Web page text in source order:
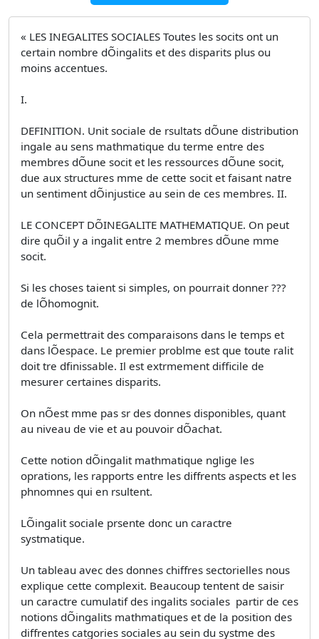
« LES INEGALITES SOCIALES Toutes les socits ont un
certain nombre dÕingalits et des disparits plus ou
moins accentues.
I.
DEFINITION. Unit sociale de rsultats dÕune distribution
ingale au sens mathmatique du terme entre des
membres dÕune socit et les ressources dÕune socit,
due aux structures mme de cette socit et faisant natre
un sentiment dÕinjustice au sein de ces membres. II.
LE CONCEPT DÕINEGALITE MATHEMATIQUE. On peut
dire quÕil y a ingalit entre 2 membres dÕune mme
socit.
Si les choses taient si simples, on pourrait donner ???
de lÕhomognit.
Cela permettrait des comparaisons dans le temps et
dans lÕespace. Le premier problme est que toute ralit
doit tre dfinissable. Il est extrmement difficile de
mesurer certaines disparits.
On nÕest mme pas sr des donnes disponibles, quant
au niveau de vie et au pouvoir dÕachat.
Cette notion dÕingalit mathmatique nglige les
oprations, les rapports entre les diffrents aspects et les
phnomnes qui en rsultent.
LÕingalit sociale prsente donc un caractre
systmatique.
Un tableau avec des donnes chiffres sectorielles nous
explique cette complexit. Beaucoup tentent de saisir
un caractre cumulatif des ingalits sociales  partir de ces
notions dÕingalits mathmatiques et de la position des
diffrentes catgories sociales au sein du systme des